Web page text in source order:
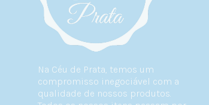
Na Céu de Prata, temos um
compromisso inegociável com a
qualidade de nossos produtos.